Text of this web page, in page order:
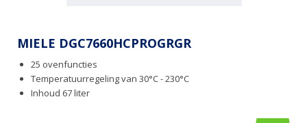
MIELE DGC7660HCPROGRGR
25 ovenfuncties
Temperatuurregeling van 30°C - 230°C
Inhoud 67 liter